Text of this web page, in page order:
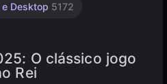
Desktop 5172
O clássico jogo
Rei